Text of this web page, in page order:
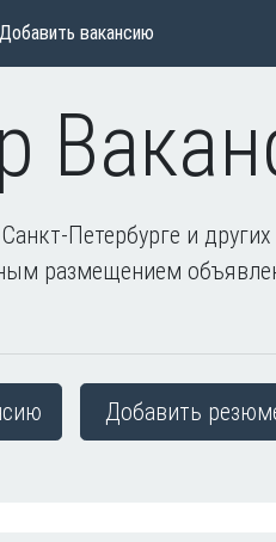
Добавить вакансию
Петербурге и других
размещением
Добавить